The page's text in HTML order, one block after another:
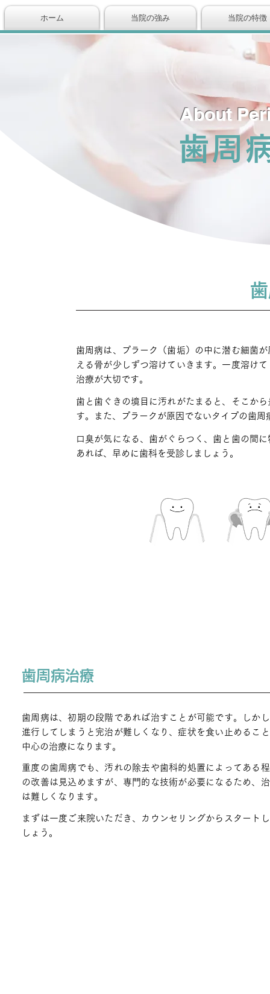
ホーム 当院の強み 当院の特徴
About
歯周
歯周病は、プラーク（歯垢）の中に潜む細菌
える骨が少しずつ溶けていきます。一度溶け
治療が大切です。
歯と歯ぐきの境目に汚れがたまると、そこか
す。また、プラークが原因でないタイプの歯
口臭が気になる、歯がぐらつく、歯と歯の間
あれば、早めに歯科を受診しましょう。
歯周病治療
歯周病は、初期の段階であれば治すことが可能です。しか
進行してしまうと完治が難しくなり、症状を食い止めるこ
中心の治療になります。
​重度の歯周病でも、汚れの除去や歯科的処置によってある
の改善は見込めますが、専門的な技術が必要になるため、
は難しくなります。
​ まずは一度ご来院いただき、カウンセリングからスタート
しょう。